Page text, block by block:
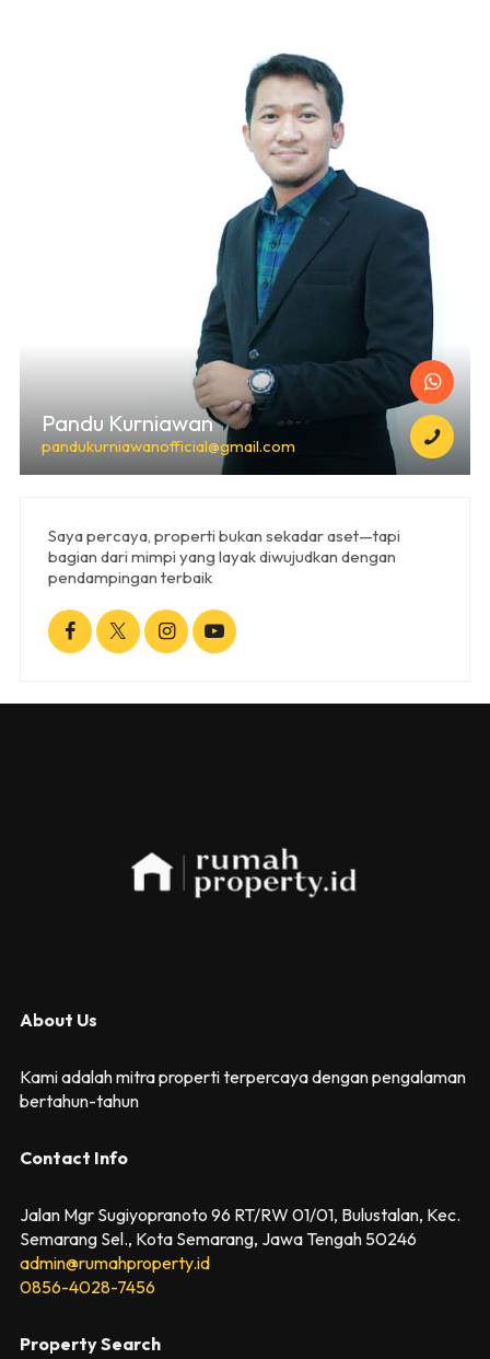
Pandu Kurniawan
pandukurniawanofficial@gmail.com
Saya percaya, properti bukan sekadar aset—tapi
bagian dari mimpi yang layak diwujudkan dengan
pendampingan terbaik
About Us
Kami adalah mitra properti terpercaya dengan pengalaman
bertahun-tahun
Contact Info
Jalan Mgr Sugiyopranoto 96 RT/RW 01/01, Bulustalan, Kec.
Semarang Sel., Kota Semarang, Jawa Tengah 50246
admin@rumahproperty.id
0856-4028-7456
Property Search